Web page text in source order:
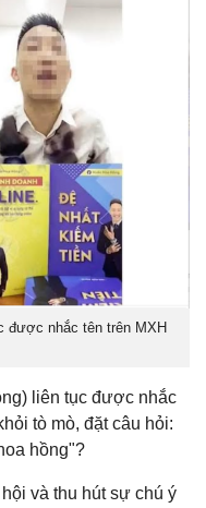
được nhắc tên trên MXH
liên tục được nhắc
tò mò, đặt câu hỏi:
hồng"?
và thu hút sự chú ý